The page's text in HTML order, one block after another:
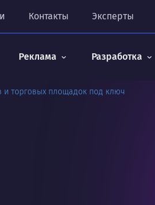
Контакты Эксперты
Реклама Разработка
и торговых площадок под ключ